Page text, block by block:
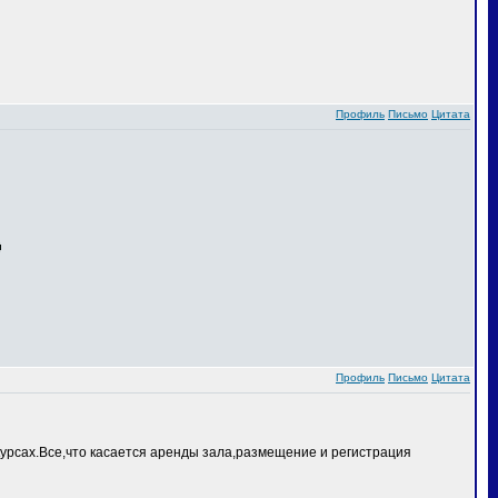
Профиль Письмо Цитата
Профиль Письмо Цитата
касается аренды зала,размещение и регистрация